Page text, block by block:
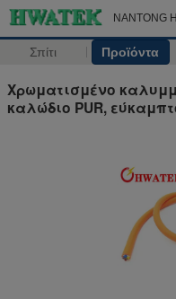
NANTONG
Σπίτι Προϊόντα
Χρωματισμένο
καλώδιο PUR,